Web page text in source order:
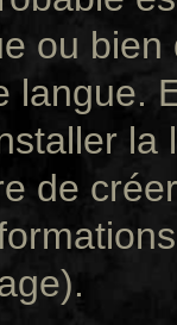
ou
langue.
de